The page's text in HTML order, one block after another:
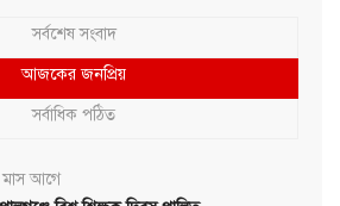
সর্বশেষ সংবাদ
আজকের জনপ্রিয়
সর্বাধিক পঠিত
আগে